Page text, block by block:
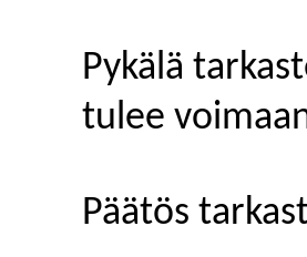
Pykälä
tulee
Päätös